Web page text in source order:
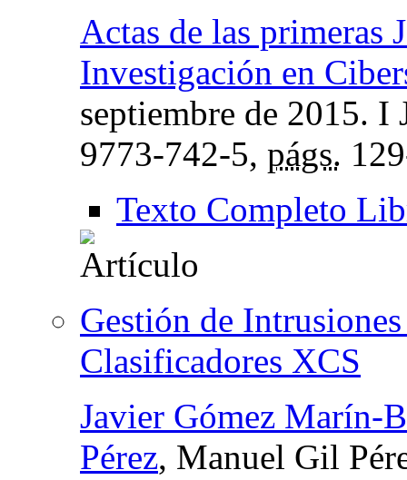
Actas de las primeras
Investigación en
septiembre de 2015. I
9773-742-5, págs.
Texto Completo
Gestión de
Clasificadores XCS
Javier Gómez Marín-
Pérez, Manuel Gil